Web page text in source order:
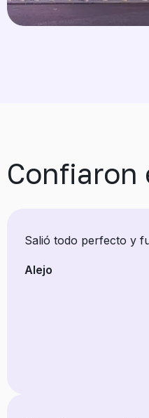
Confiaron
Salió todo perfecto y
Alejo